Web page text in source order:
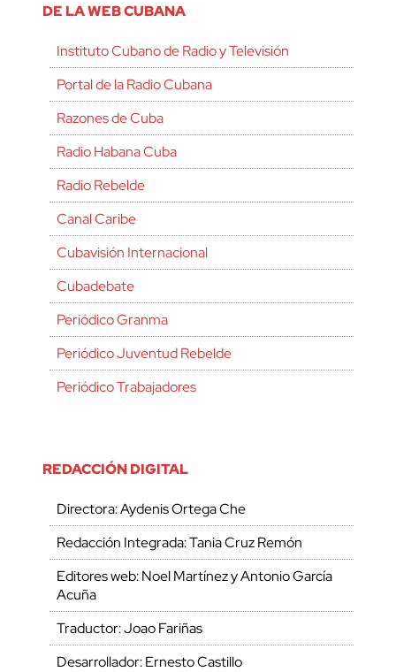
DE LA WEB CUBANA
Instituto Cubano de Radio y Televisión
Portal de la Radio Cubana
Razones de Cuba
Radio Habana Cuba
Radio Rebelde
Canal Caribe
Cubavisión Internacional
Cubadebate
Periódico Granma
Periódico Juventud Rebelde
Periódico Trabajadores
REDACCIÓN DIGITAL
Directora: Aydenis Ortega Che
Redacción Integrada: Tania Cruz Remón
Editores web: Noel Martínez y Antonio García
Acuña
Traductor: Joao Fariñas
Desarrollador: Ernesto Castillo